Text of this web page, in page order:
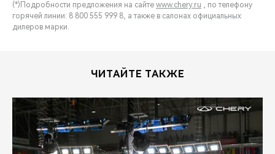
(*)Подробности предложения на сайте www.chery.ru , по телефону
горячей линии: 8 800 555 999 8, а также в салонах официальных
дилеров марки.
ЧИТАЙТЕ ТАКЖЕ